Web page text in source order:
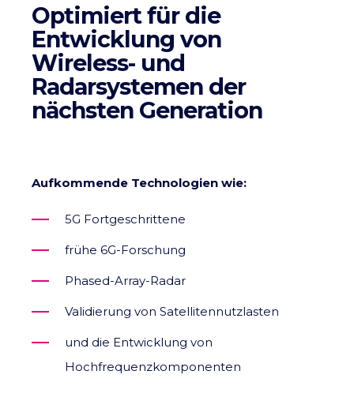
Optimiert für die
Entwicklung von
Wireless- und
Radarsystemen der
nächsten Generation
Aufkommende Technologien wie:
5G Fortgeschrittene
frühe 6G-Forschung
Phased-Array-Radar
Validierung von Satellitennutzlasten
und die Entwicklung von
Hochfrequenzkomponenten